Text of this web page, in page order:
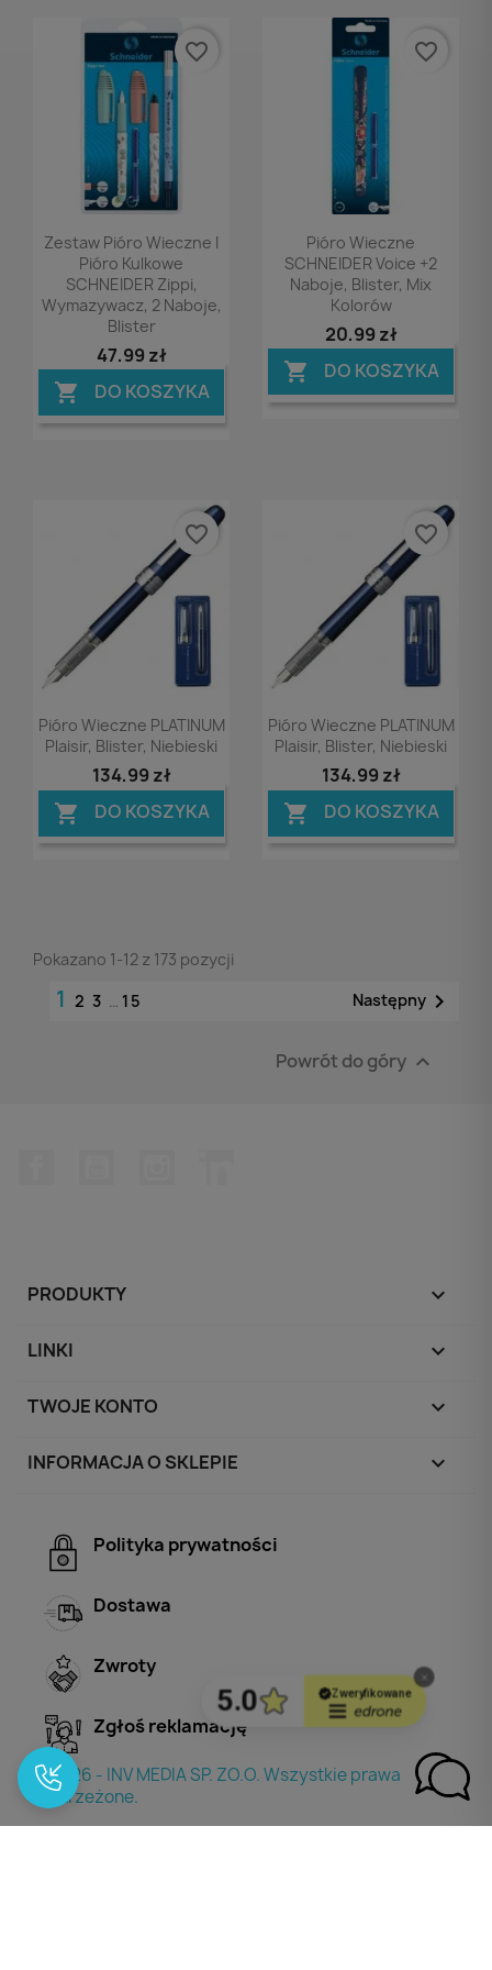
Podgląd
Zestaw Pióro Wieczne I
Pióro Kulkowe
SCHNEIDER Zippi,
Wymazywacz, 2 Naboje,
Blister
47,99 zł
 DO KOSZYKA
favorite_border
Podgląd
Pióro Wieczne
SCHNEIDER Voice +2
Naboje, Blister, Mix
Kolorów
20,99 zł
 DO KOSZYKA
favorite_border
Podgląd
Pióro Wieczne PLATINUM
Plaisir, Blister, Niebieski
134,99 zł
 DO KOSZYKA
favorite_border
Podgląd
Pióro Wieczne PLATINUM
Plaisir, Blister, Niebieski
134,99 zł
 DO KOSZYKA
favorite_border
Pokazano 1-12 z 173 pozycji
1 2 3 … 15 Następny 
Powrót do góry 
PRODUKTY 
LINKI 
TWOJE KONTO 
INFORMACJA O SKLEPIE keyboard_arrow_down
Polityka prywatności
Dostawa
Zwroty
Zgłoś reklamację
© 2026 - INV MEDIA SP. ZO.O. Wszystkie prawa
zastrzeżone.